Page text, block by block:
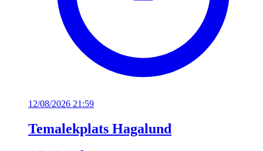
12/08/2026 21:59
Temalekplats Hagalund